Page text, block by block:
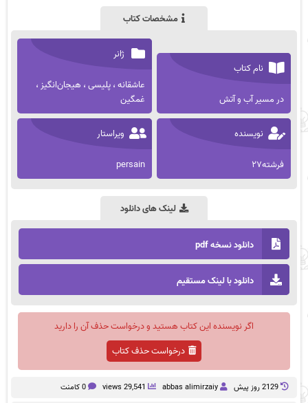
مشخصات کتاب
نام کتاب
در مسیر آب و آتش
ژانر
عاشقانه ، پلیسی ، هیجان‌انگیز ،
غمگین
نویسنده
فرشته۲۷
ویراستار
persain
لینک های دانلود
دانلود نسخه pdf
دانلود با لینک مستقیم
اگر نویسنده این کتاب هستید و درخواست حذف آن را دارید
درخواست حذف کتاب
2129 روز پيش abbas alimirzaiy
29,541 views 0 کامنت